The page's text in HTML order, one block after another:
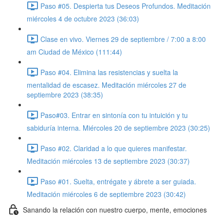
Paso #05. Despierta tus Deseos Profundos. Meditación
miércoles 4 de octubre 2023 (36:03)
Clase en vivo. Viernes 29 de septiembre / 7:00 a 8:00
am Ciudad de México (111:44)
Paso #04. Elimina las resistencias y suelta la
mentalidad de escasez. Meditación miércoles 27 de
septiembre 2023 (38:35)
Paso#03. Entrar en sintonía con tu intuición y tu
sabiduría interna. Miércoles 20 de septiembre 2023 (30:25)
Paso #02. Claridad a lo que quieres manifestar.
Meditación miércoles 13 de septiembre 2023 (30:37)
Paso #01. Suelta, entrégate y ábrete a ser guiada.
Meditación miércoles 6 de septiembre 2023 (30:42)
Sanando la relación con nuestro cuerpo, mente, emociones